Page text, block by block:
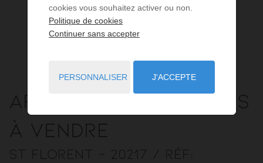
Appartement3 pièces
à vendre
St Florent - 20217 / Réf:
cookies vous souhaitez activer ou non.
Politique de cookies
Continuer sans accepter
PERSONNALISER J'ACCEPTE